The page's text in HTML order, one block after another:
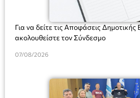
Για να δείτε τις Αποφάσεις
ακολουθείστε τον Σύνδεσμο
07/08/2026